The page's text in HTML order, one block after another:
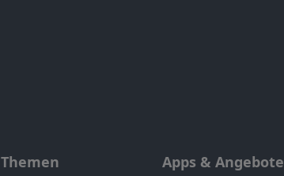
Themen Apps & Angebote